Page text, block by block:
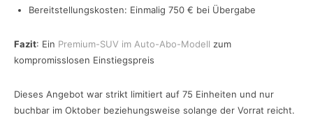
Bereitstellungskosten: Einmalig 750 € bei Übergabe
Fazit: Ein Premium-SUV im Auto-Abo-Modell zum
kompromisslosen Einstiegspreis
Dieses Angebot war strikt limitiert auf 75 Einheiten und nur
buchbar im Oktober beziehungsweise solange der Vorrat reicht.